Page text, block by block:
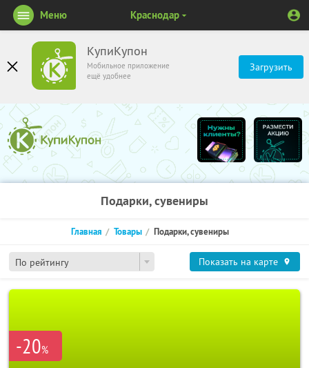
КупиКупон
Мобильное приложение
ещё удобнее
Загрузить
Меню Краснодар
Подарки, сувениры
По рейтингу
Главная Товары Подарки, сувениры
Показать на карте
-20%